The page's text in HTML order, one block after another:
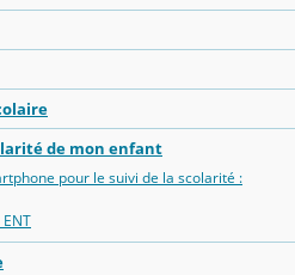
de mon enfant
pour le suivi de la scolarité :